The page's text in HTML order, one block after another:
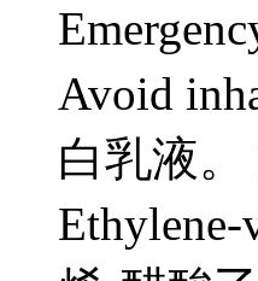
Avoid
白乳液